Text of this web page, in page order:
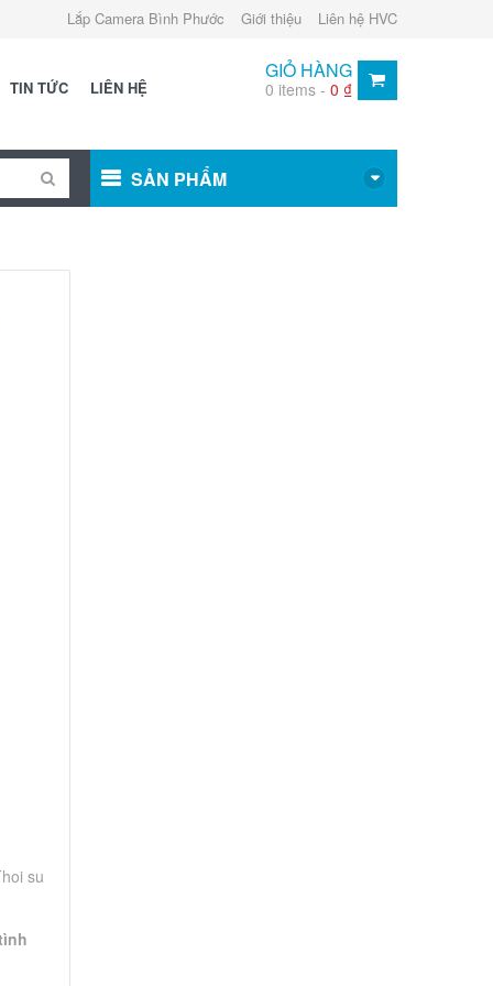
Lắp Camera Bình Phước Giới thiệu Liên hệ HVC
TIN TỨC LIÊN HỆ
GIỎ HÀNG
0 items -0 ₫
SẢN PHẨM
su